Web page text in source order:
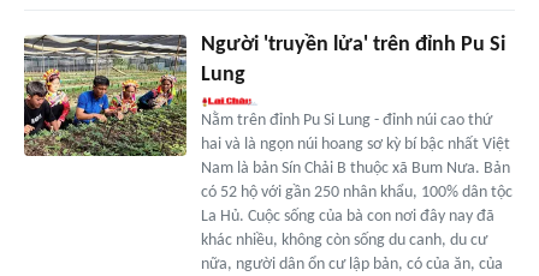
Người 'truyền lửa' trên đỉnh Pu Si
Lung
Nằm trên đỉnh Pu Si Lung - đỉnh núi cao thứ
hai và là ngọn núi hoang sơ kỳ bí bậc nhất Việt
Nam là bản Sín Chải B thuộc xã Bum Nưa. Bản
có 52 hộ với gần 250 nhân khẩu, 100% dân tộc
La Hủ. Cuộc sống của bà con nơi đây nay đã
khác nhiều, không còn sống du canh, du cư
nữa, người dân ổn cư lập bản, có của ăn, của